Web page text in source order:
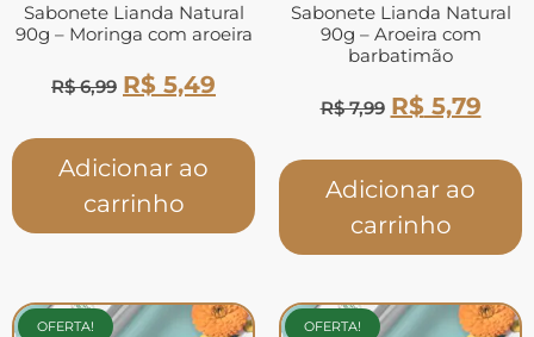
Sabonete Lianda Natural
90g – Moringa com aroeira
R$6,99 R$ 5,49
Adicionar ao
carrinho
Sabonete Lianda Natural
90g – Aroeira com
barbatimão
R$7,99 R$5,79
Adicionar ao
carrinho
OFERTA! OFERTA!